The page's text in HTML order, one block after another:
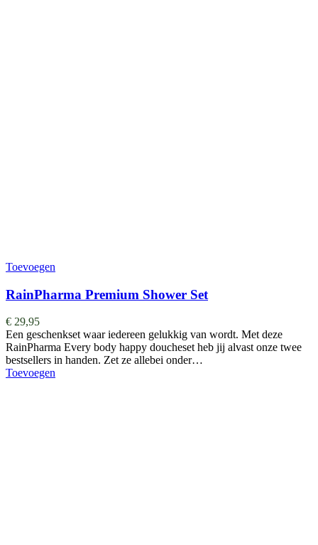
Toevoegen
RainPharma Premium Shower Set
€ 29,95
Een geschenkset waar iedereen gelukkig van wordt. Met deze
RainPharma Every body happy doucheset heb jij alvast onze twee
bestsellers in handen. Zet ze allebei onder…
Toevoegen